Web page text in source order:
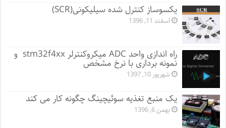
یکسوساز کنترل شده سیلیکونی(SCR)
اسفند 11, 1396
راه اندازی واحد ADC میکروکنترلر stm32f4xx و
نمونه برداری با نرخ مشخص
شهریور 10, 1397
یک منبع تغذیه سوئیچینگ چگونه کار می کند
بهمن 6, 1396